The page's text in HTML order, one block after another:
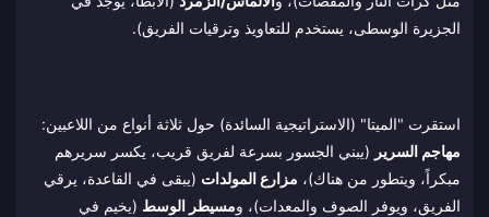
الجزيرة الوسطى، يستخدم للتعاويذ وترقيات الفريق).
استقرت "الميتا" (الاستراتيجية السائدة) حول ثلاثة أنواع من اللاعبين:
مهاجم السرير (يبني الجسور بسرعة لفريق قريب، يكسر سريرهم
مبكراً، ويتطور من هناك)، مزارع المولدات (يبقى في القاعدة، يرقي
الفريق، ويوفر الصوف والمعدات)، ومسيطر الوسط (يخيم في